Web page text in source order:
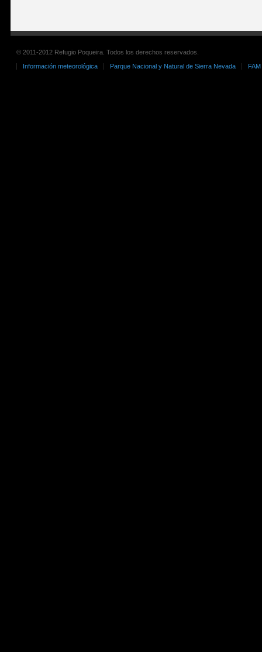
© 2011-2012 Refugio Poqueira. Todos los derechos reservados.
Información meteorológica
Parque Nacional y Natural de Sierra Nevada FAM